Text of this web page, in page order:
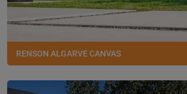
RENSON ALGARVE CANVAS